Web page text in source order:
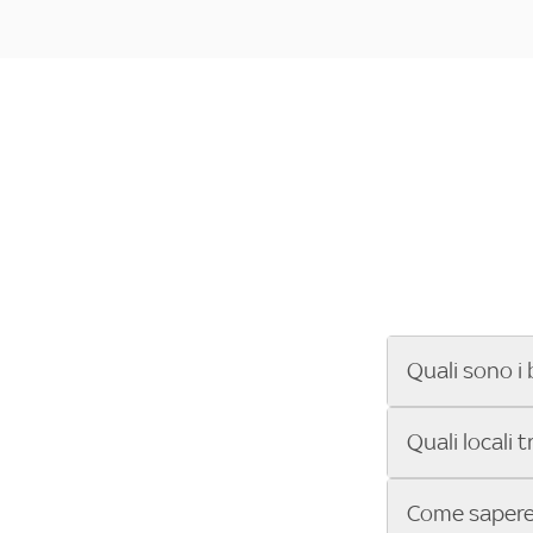
Quali sono i
Se cerchi un
ENILIVE, la
Sky Bar ti
Quali locali
Vuoi sapere
Come